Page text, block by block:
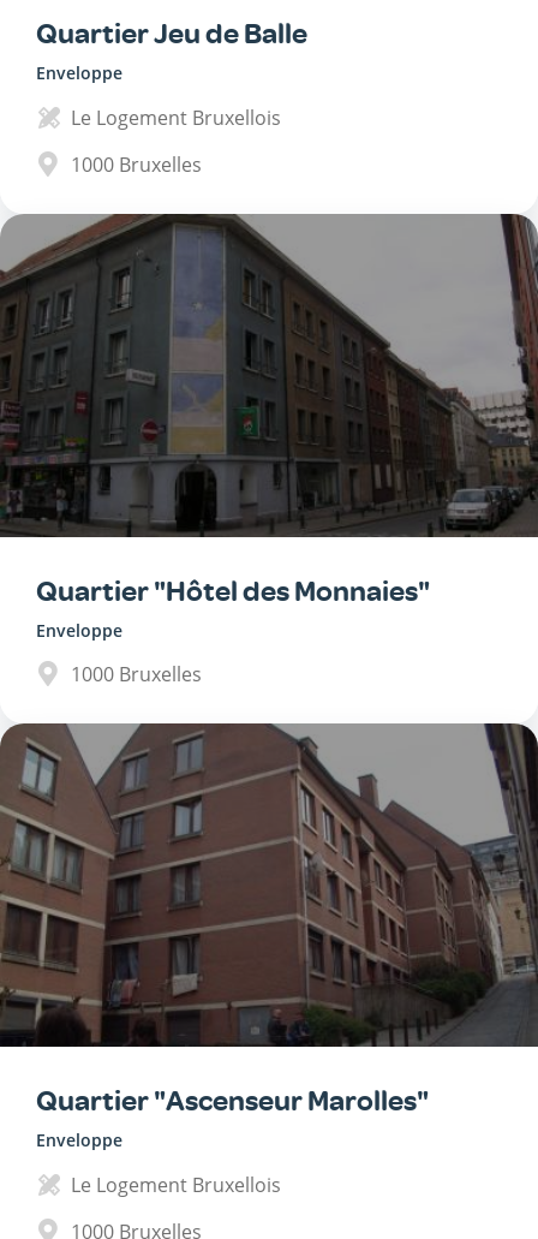
Quartier Jeu de Balle
Enveloppe
Le Logement Bruxellois
1000 Bruxelles
Quartier "Hôtel des Monnaies"
Enveloppe
1000 Bruxelles
Quartier "Ascenseur Marolles"
Enveloppe
Le Logement Bruxellois
1000 Bruxelles